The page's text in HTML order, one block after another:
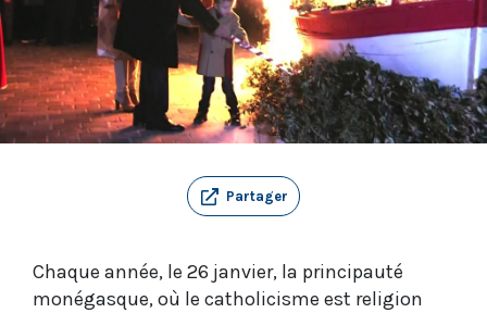
Partager
Chaque année, le 26 janvier, la principauté
monégasque, où le catholicisme est religion